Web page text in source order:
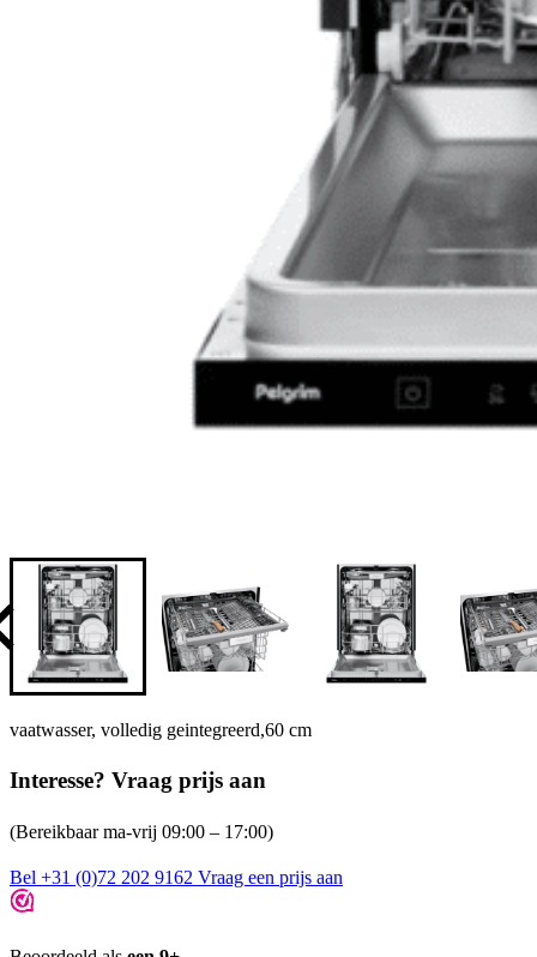
vaatwasser, volledig geintegreerd,60 cm
Interesse? Vraag prijs aan
(Bereikbaar ma-vrij 09:00 – 17:00)
Bel +31 (0)72 202 9162 Vraag een prijs aan